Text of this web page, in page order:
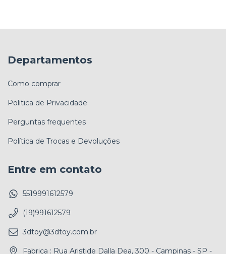
Departamentos
Como comprar
Politica de Privacidade
Perguntas frequentes
Política de Trocas e Devoluções
Entre em contato
5519991612579
(19)991612579
3dtoy@3dtoy.com.br
Fabrica : Rua Aristide Dalla Dea, 300 - Campinas - SP -